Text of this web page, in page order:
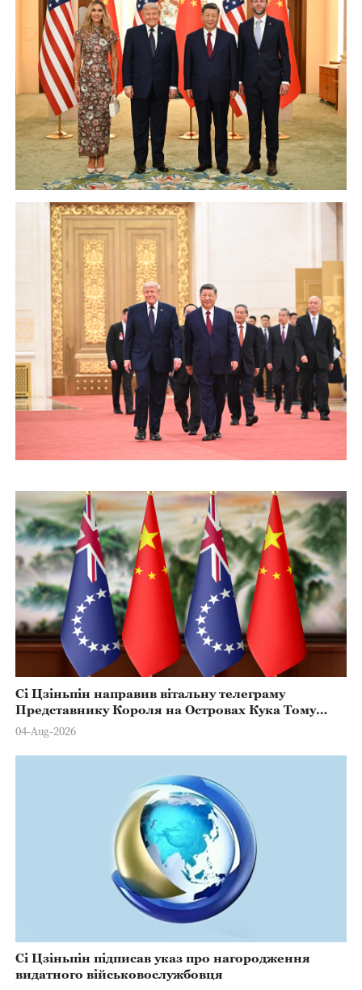
Сі Цзіньпін направив вітальну телеграму
Представнику Короля на Островах Кука Тому
Марстерсу з нагоди Дня Конституції
04-Aug-2026
Сі Цзіньпін підписав указ про нагородження
видатного військовослужбовця